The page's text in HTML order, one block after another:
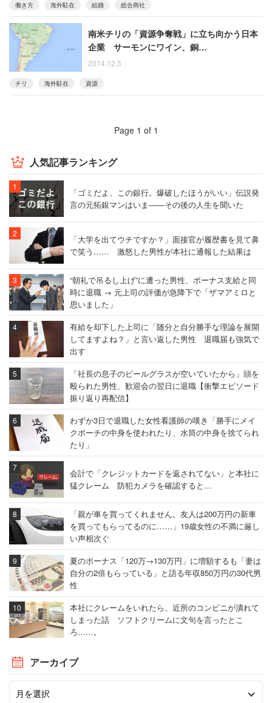
働き方 海外駐在 結婚 総合商社
南米チリの「資源争奪戦」に立ち向かう日本
企業 サーモンにワイン、銅…
2014.12.3
チリ 海外駐在 資源
Page 1 of 1
人気記事ランキング
「ゴミだよ、この銀行。爆破したほうがいい」伝説発
言の元拓銀マンはいま――その後の人生を聞いた
「大学を出てウチですか？」面接官が履歴書を見て鼻
で笑う…… 激怒した男性が本社に通報した結果は
“朝礼で吊るし上げ”に遭った男性、ボーナス支給と同
時に退職 → 元上司の評価が急降下で「ザマアミロと
思いました」
有給を却下した上司に「随分と自分勝手な理論を展開
してますよね？」と言い返した男性 退職届も強気で
出す
「社長の息子のビールグラスが空いていたから」頭を
殴られた男性、歓迎会の翌日に退職【衝撃エピソード
振り返り再配信】
わずか3日で退職した女性看護師の嘆き「勝手にメイ
クポーチの中身を使われたり、水筒の中身を捨てられ
たり」
会計で「クレジットカードを返されてない」と本社に
猛クレーム 防犯カメラを確認すると…
「親が車を買ってくれません。友人は200万円の新車
を買ってもらってるのに……」19歳女性の不満に厳し
い声相次ぐ
夏のボーナス「120万→130万円」に増額するも「妻は
自分の2倍もらっている」と語る年収850万円の30代男
性
本社にクレームをいれたら、近所のコンビニが潰れて
しまった話 ソフトクリームに文句を言ったとこ
ろ……。
アーカイブ